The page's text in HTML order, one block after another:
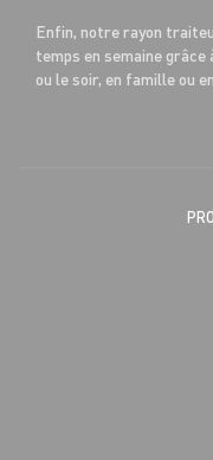
Enfin, notre rayon
temps en semaine
ou le soir, en famille ou